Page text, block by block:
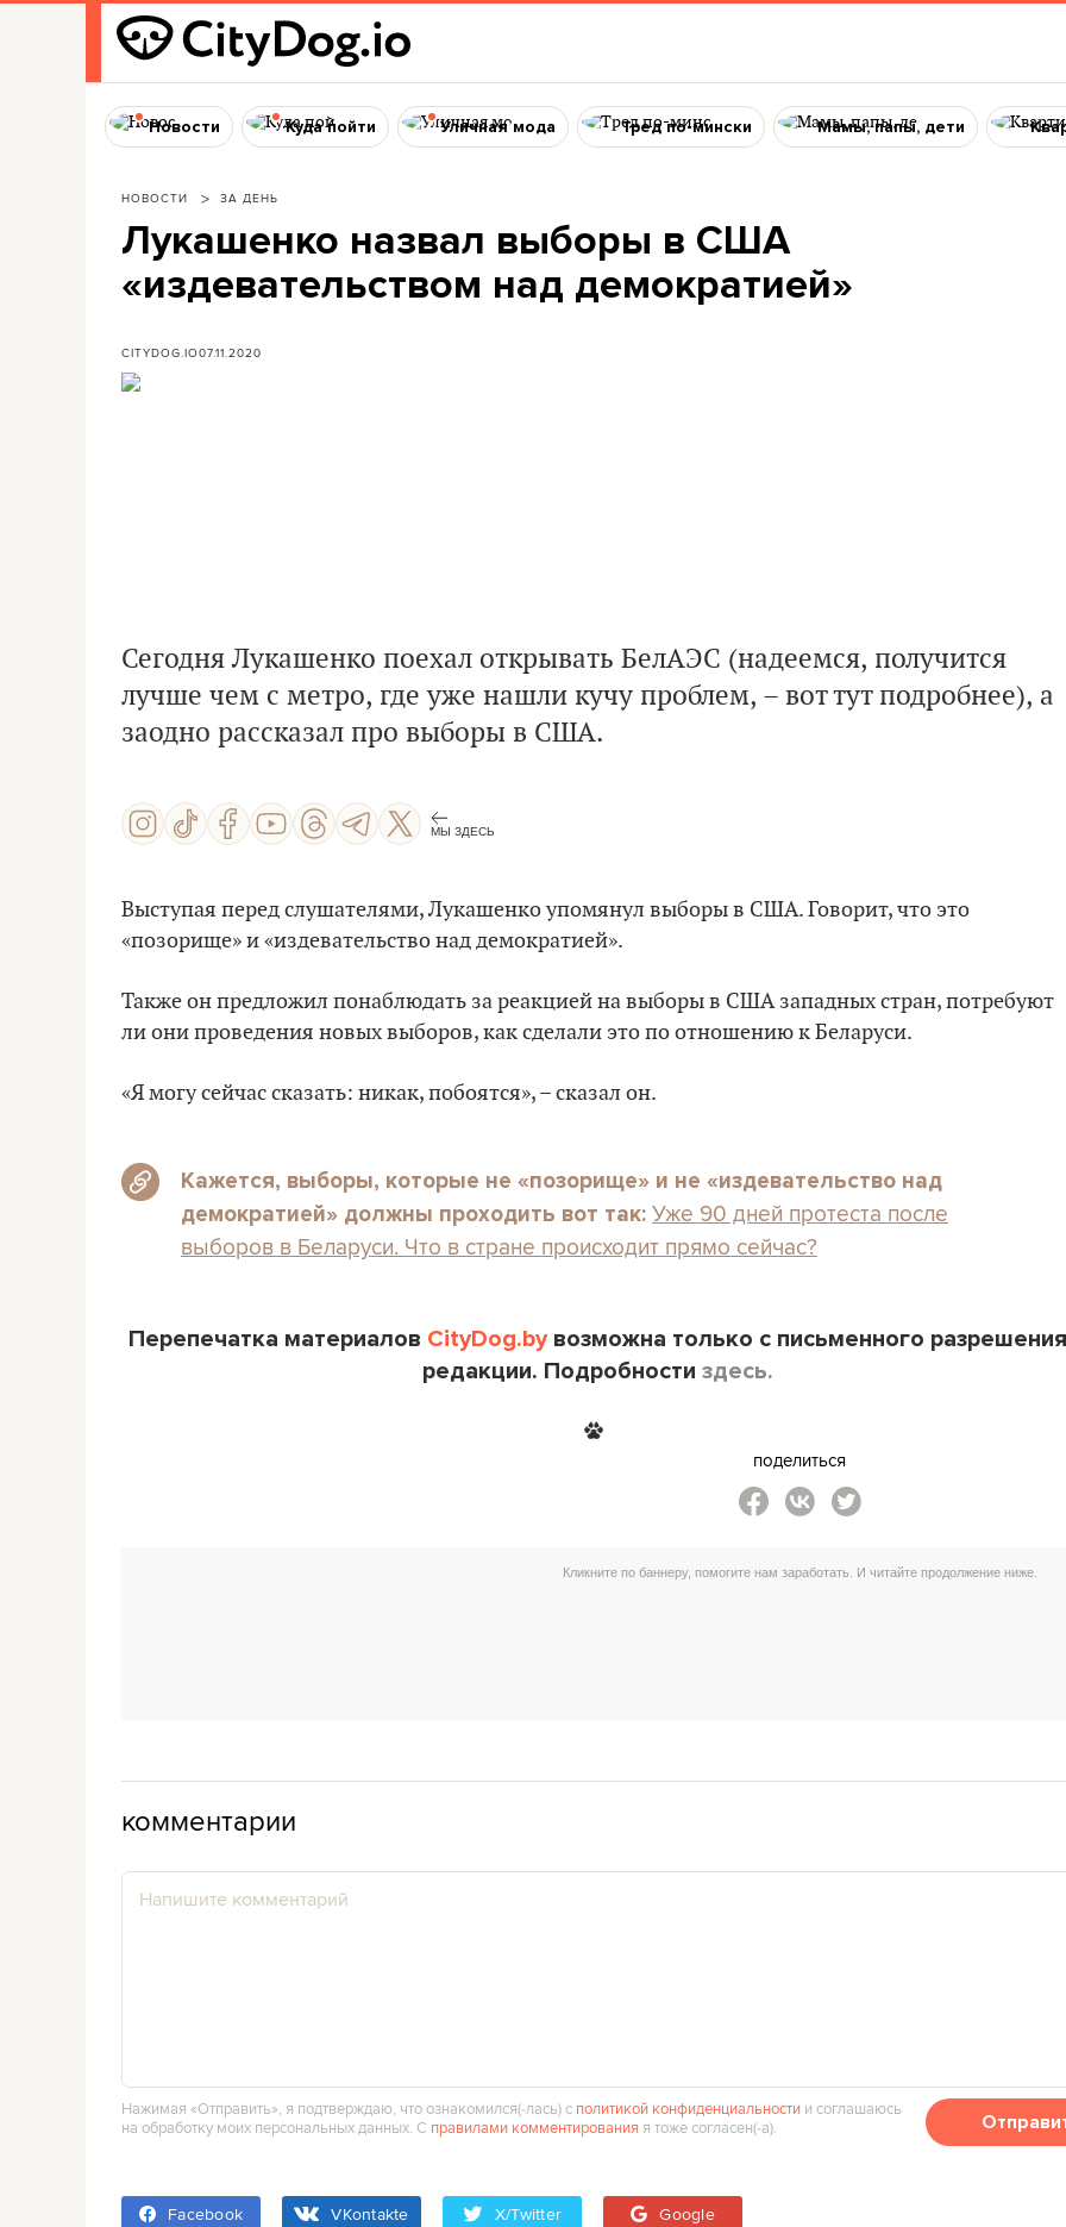
Новости Куда пойти Уличная мода Тред по-мински Мамы, папы, дети
НОВОСТИ ЗА ДЕНЬ
Лукашенко назвал выборы в США
«издевательством над демократией»
CITYDOG.IO07.11.2020
Сегодня Лукашенко поехал открывать БелАЭС (надеемся, получится
лучше чем с метро, где уже нашли кучу проблем, – вот тут подробнее), а
заодно рассказал про выборы в США.
МЫ ЗДЕСЬ
Выступая перед слушателями, Лукашенко упомянул выборы в США. Говорит, что это
«позорище» и «издевательство над демократией».
Также он предложил понаблюдать за реакцией на выборы в США западных стран, потребуют
ли они проведения новых выборов, как сделали это по отношению к Беларуси.
«Я могу сейчас сказать: никак, побоятся», – сказал он.
Кажется, выборы, которые не «позорище» и не «издевательство над
демократией» должны проходить вот так: Уже 90 дней протеста после
выборов в Беларуси. Что в стране происходит прямо сейчас?
Перепечатка материалов CityDog.byвозможна только с письменного разрешения
редакции. Подробности здесь.
поделиться
комментарии
Нажимая «Отправить», я подтверждаю, что ознакомился(‑лась) с политикой конфиденциальности и соглашаюсь
на обработку моих персональных данных. С правилами комментирования я тоже согласен(‑а).
Facebook VKontakte X/Twitter Google